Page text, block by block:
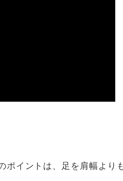
イントは、足を肩幅より